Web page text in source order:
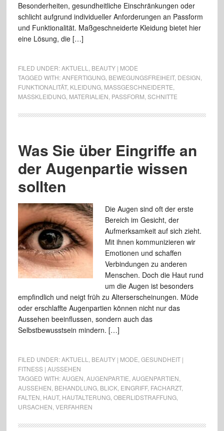
Besonderheiten, gesundheitliche Einschränkungen oder
schlicht aufgrund individueller Anforderungen an Passform
und Funktionalität. Maßgeschneiderte Kleidung bietet hier
eine Lösung, die […]
FILED UNDER:AKTUELL
BEAUTY | MODE
TAGGED WITH:ANFERTIGUNG, BEWEGUNGSFREIHEIT, DESIGN
FUNKTIONALITÄT, KLEIDUNG, MASSGESCHNEIDERTE
MASSKLEIDUNG , MATERIALIEN PASSFORM SCHNITTE
Was Sie über Eingriffe an
der Augenpartie wissen
sollten
Die Augen sind oft der erste
Bereich im Gesicht, der
Aufmerksamkeit auf sich zieht.
Mit ihnen kommunizieren wir
Emotionen und schaffen
Verbindungen zu anderen
Menschen. Doch die Haut rund
um die Augen ist besonders
empfindlich und neigt früh zu Alterserscheinungen. Müde
oder erschlaffte Augenpartien können nicht nur das
Aussehen beeinflussen, sondern auch das
Selbstbewusstsein mindern. […]
FILED UNDER:AKTUELL BEAUTY | MODE GESUNDHEIT |
FITNESS | AUSSEHEN
TAGGED WITH:AUGEN AUGENPARTIE AUGENPARTIEN
AUSSEHEN BEHANDLUNG, BLICK, EINGRIFF, FACHARZT,
FALTEN HAUT, HAUTALTERUNG, OBERLIDSTRAFFUNG,
URSACHEN VERFAHREN